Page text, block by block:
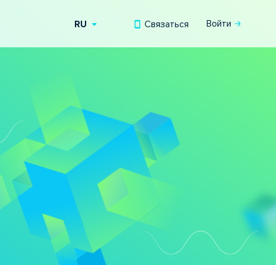
RU Связаться Войти